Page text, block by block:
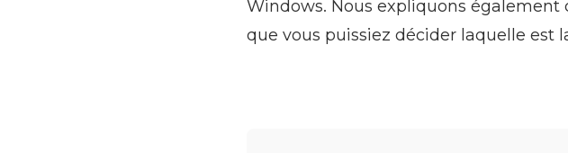
Windows. Nous expliquons
que vous puissiez décider laquelle est